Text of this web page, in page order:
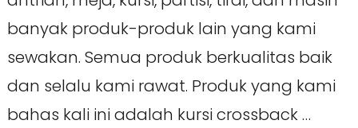
banyak produk-produk lain yang kami
sewakan. Semua produk berkualitas baik
dan selalu kami rawat. Produk yang kami
bahas kali ini adalah kursi crossback …